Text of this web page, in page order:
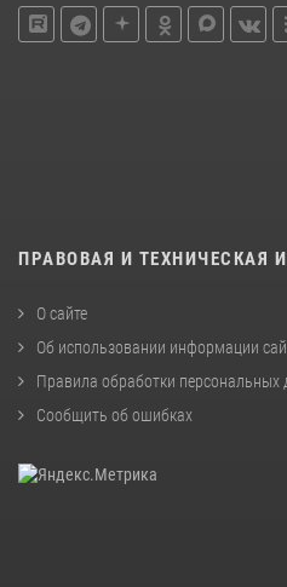
ПРАВОВАЯ И ТЕХНИЧЕСКАЯ
О сайте
Об использовании информации
Правила обработки персональных
Сообщить об ошибках